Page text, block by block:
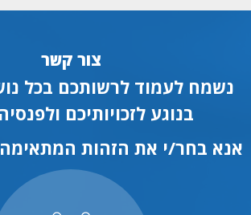
צור קשר
נשמח לעמוד לרשותכם בכל
בנוגע לזכויותיכם
אנא בחר/י את הזהות המתאימה